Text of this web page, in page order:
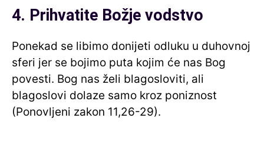
4. Prihvatite Božje vodstvo
Ponekad se libimo donijeti odluku u duhovnoj
sferi jer se bojimo puta kojim će nas Bog
povesti. Bog nas želi blagosloviti, ali
blagoslovi dolaze samo kroz poniznost
(Ponovljeni zakon 11,26-29).